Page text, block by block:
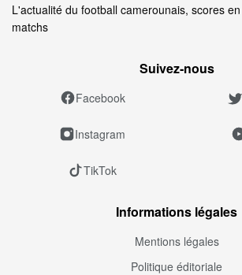
L'actualité du football camerounais, scores
matchs
Suivez‑nous
Facebook
Instagram
TikTok
Informations légales
Mentions légales
Politique éditoriale